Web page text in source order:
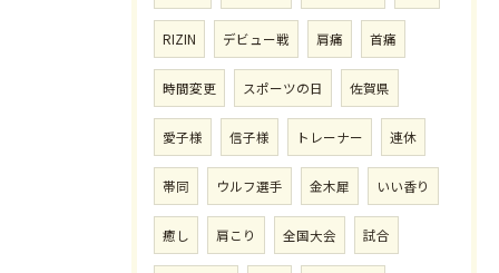
RIZIN デビュー戦 肩痛 首痛
時間変更 スポーツの日 佐賀県
愛子様 信子様 トレーナー 連休
帯同 ウルフ選手 金木犀 いい香り
癒し 肩こり 全国大会 試合